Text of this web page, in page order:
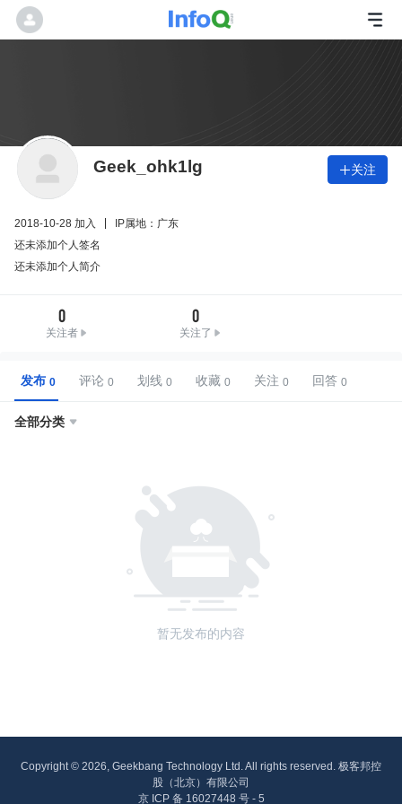
Geek_ohk1lg 关注
2018-10-28 加入
IP属地：广东
还未添加个人签名
还未添加个人简介
0
关注者
0
关注了
发布 评论 划线 收藏 关注 回答
全部分类 
暂无发布的内容
Copyright © 2026, Geekbang Technology Ltd. All rights reserved. 极客邦控
股（北京）有限公司
京 ICP 备 16027448 号 - 5